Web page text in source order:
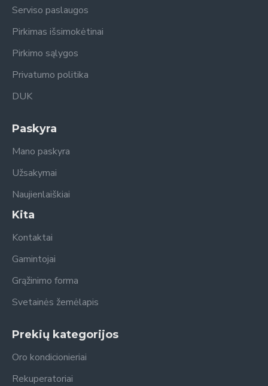
Serviso paslaugos
Pirkimas išsimokėtinai
Pirkimo sąlygos
Privatumo politika
DUK
Paskyra
Mano paskyra
Užsakymai
Naujienlaiškiai
Kita
Kontaktai
Gamintojai
Grąžinimo forma
Svetainės žemėlapis
Prekių kategorijos
Oro kondicionieriai
Rekuperatoriai